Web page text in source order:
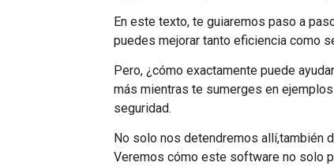
En este texto, te guiaremos paso a
puedes mejorar tanto eficiencia como
Pero, ¿cómo exactamente puede
más mientras te sumerges en
seguridad.
No solo nos detendremos allí,también
Veremos cómo este software no solo